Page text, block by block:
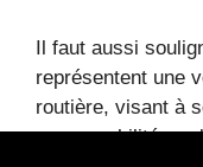
Il faut aussi
représentent une
routière, visant à
responsabilité sur